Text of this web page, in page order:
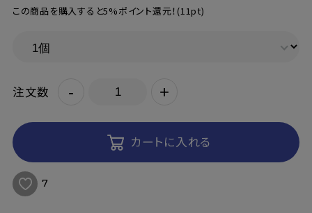
この商品を購入すると5%ポイント還元！ (11pt)
注文数 - +
カートに入れる
7